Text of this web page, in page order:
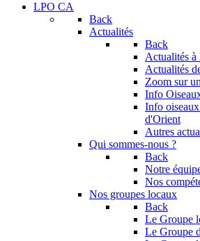
LPO CA
Back
Actualités
Back
Actualités à
Actualités
Zoom sur
Info
Info
d'Orient
Autres
Qui sommes-nous ?
Back
Notre
Nos
Nos groupes locaux
Back
Le Groupe
Le Groupe